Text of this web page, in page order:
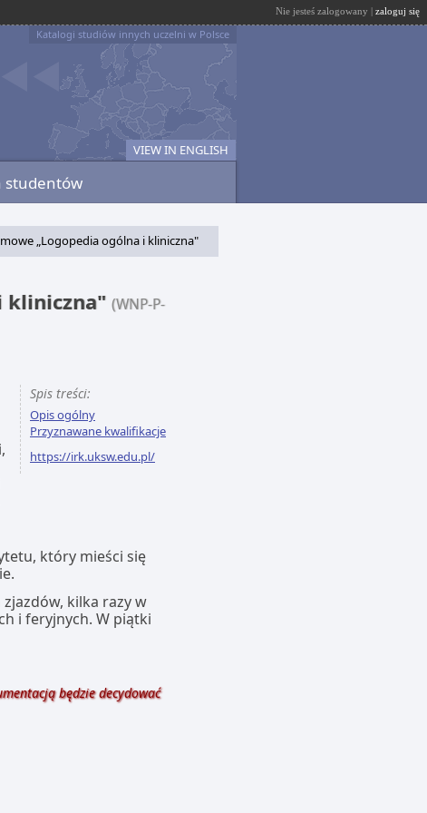
Nie jesteś zalogowany | zaloguj się
Katalogi studiów innych uczelni w Polsce
VIEW IN ENGLISH
studentów
„Logopedia ogólna i kliniczna"
kliniczna" (WNP-P-
Spis treści:
Opis ogólny
Przyznawane kwalifikacje
https://irk.uksw.edu.pl/
który mieści się
kilka razy w
i feryjnych. W piątki
będzie decydować